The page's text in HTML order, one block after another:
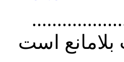
استفاده از
است